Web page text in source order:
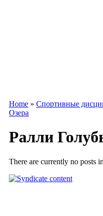
Home » Спортивные
Озера
Ралли
There are currently no posts